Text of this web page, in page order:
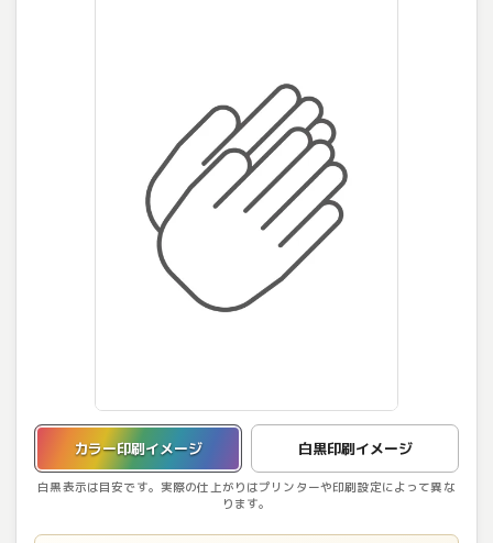
カラー印刷イメージ 白黒印刷イメージ
白黒表示は目安です。実際の仕上がりはプリンターや印刷設定によって異な
ります。
カラー印刷イメージを表示しています。